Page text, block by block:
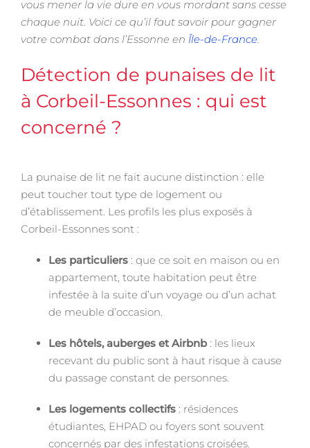
vous mener la vie dure en vous mordant sans cesse
chaque nuit. Voici ce qu’il faut savoir pour gagner
votre combat dans l’Essonne en Île-de-France.
Détection de punaises de lit
à Corbeil-Essonnes : qui est
concerné ?
La punaise de lit ne fait aucune distinction : elle
peut toucher tout type de logement ou
d’établissement. Les profils les plus exposés à
Corbeil-Essonnes sont :
Les particuliers : que ce soit en maison ou en
appartement, toute habitation peut être
infestée à la suite d’un voyage ou d’un achat
de meuble d’occasion.
Les hôtels, auberges et Airbnb: les lieux
recevant du public sont à haut risque à cause
du passage constant de personnes.
Les logements collectifs : résidences
étudiantes, EHPAD ou foyers sont souvent
concernés par des infestations croisées.